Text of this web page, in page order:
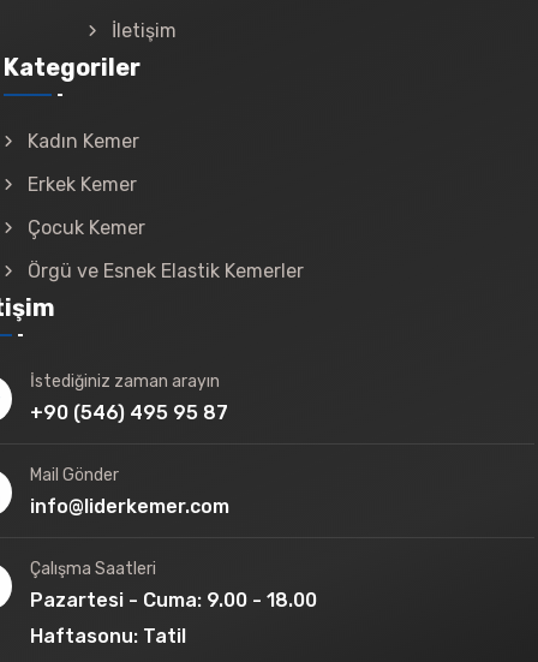
İletişim
Kategoriler
Kadın Kemer
Erkek Kemer
Çocuk Kemer
Örgü ve Esnek Elastik Kemerler
İstediğiniz zaman arayın
+90 (546) 495 95 87
Mail Gönder
info@liderkemer.com
Çalışma Saatleri
Pazartesi - Cuma: 9.00 - 18.00
Haftasonu: Tatil